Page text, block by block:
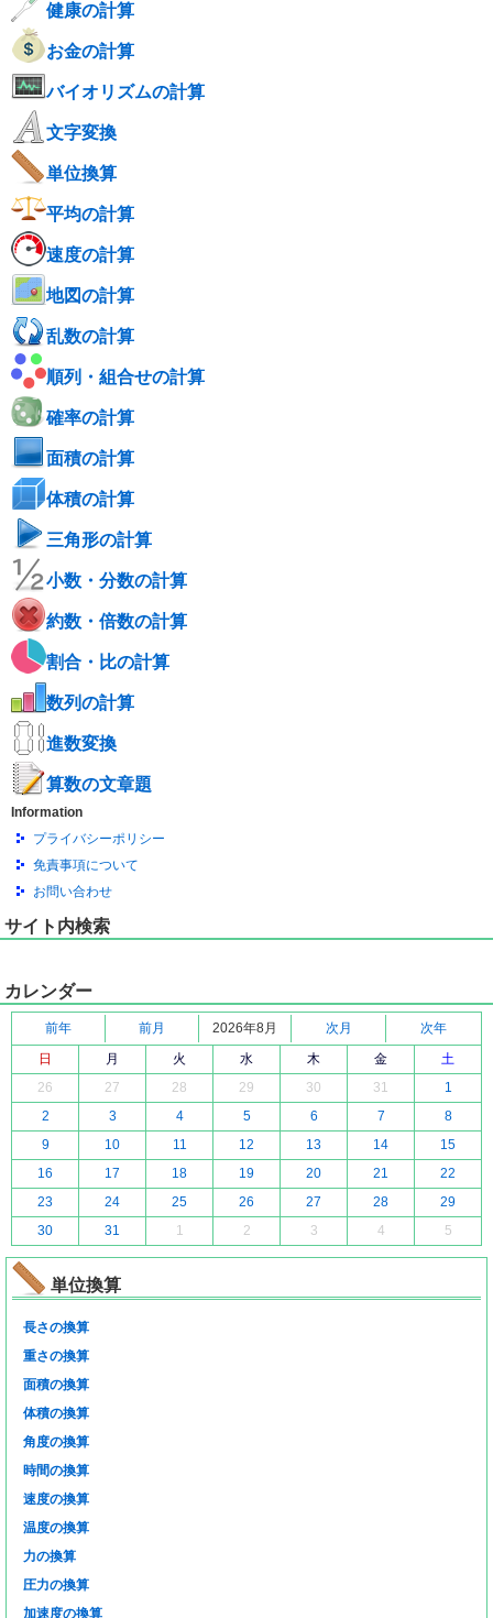
健康の計算
お金の計算
バイオリズムの計算
文字変換
単位換算
平均の計算
速度の計算
地図の計算
乱数の計算
順列・組合せの計算
確率の計算
面積の計算
体積の計算
三角形の計算
小数・分数の計算
約数・倍数の計算
割合・比の計算
数列の計算
進数変換
算数の文章題
Information
プライバシーポリシー
免責事項について
お問い合わせ
サイト内検索
カレンダー
前年 前月 2026年8月 次月
次年
日
月 火 水 木 金
土
26
27 28 29 30 31
1
2
3 4 5 6 7
8
9
10 11 12 13 14
15
16
17 18 19 20 21
22
23
24 25 26 27 28
29
30
31 1 2 3 4 5
単位換算
長さの換算
重さの換算
面積の換算
体積の換算
角度の換算
時間の換算
速度の換算
温度の換算
力の換算
圧力の換算
加速度の換算